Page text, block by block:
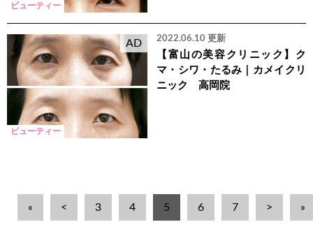
ビューティー
AD
ビューティー
2022.06.10 更新
【富山の美容クリニック】ク
マ・シワ・たるみ｜カメイクリ
ニック 高岡院
« < 3 4 5 6 7 > »